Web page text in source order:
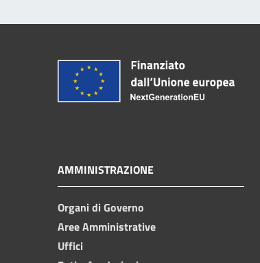
AMMINISTRAZIONE
Organi di Governo
Aree Amministrative
Uffici